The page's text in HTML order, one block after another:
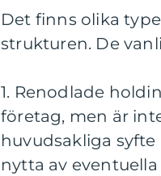
Det finns olika
strukturen. De
1. Renodlade
företag, men är
huvudsakliga
nytta av